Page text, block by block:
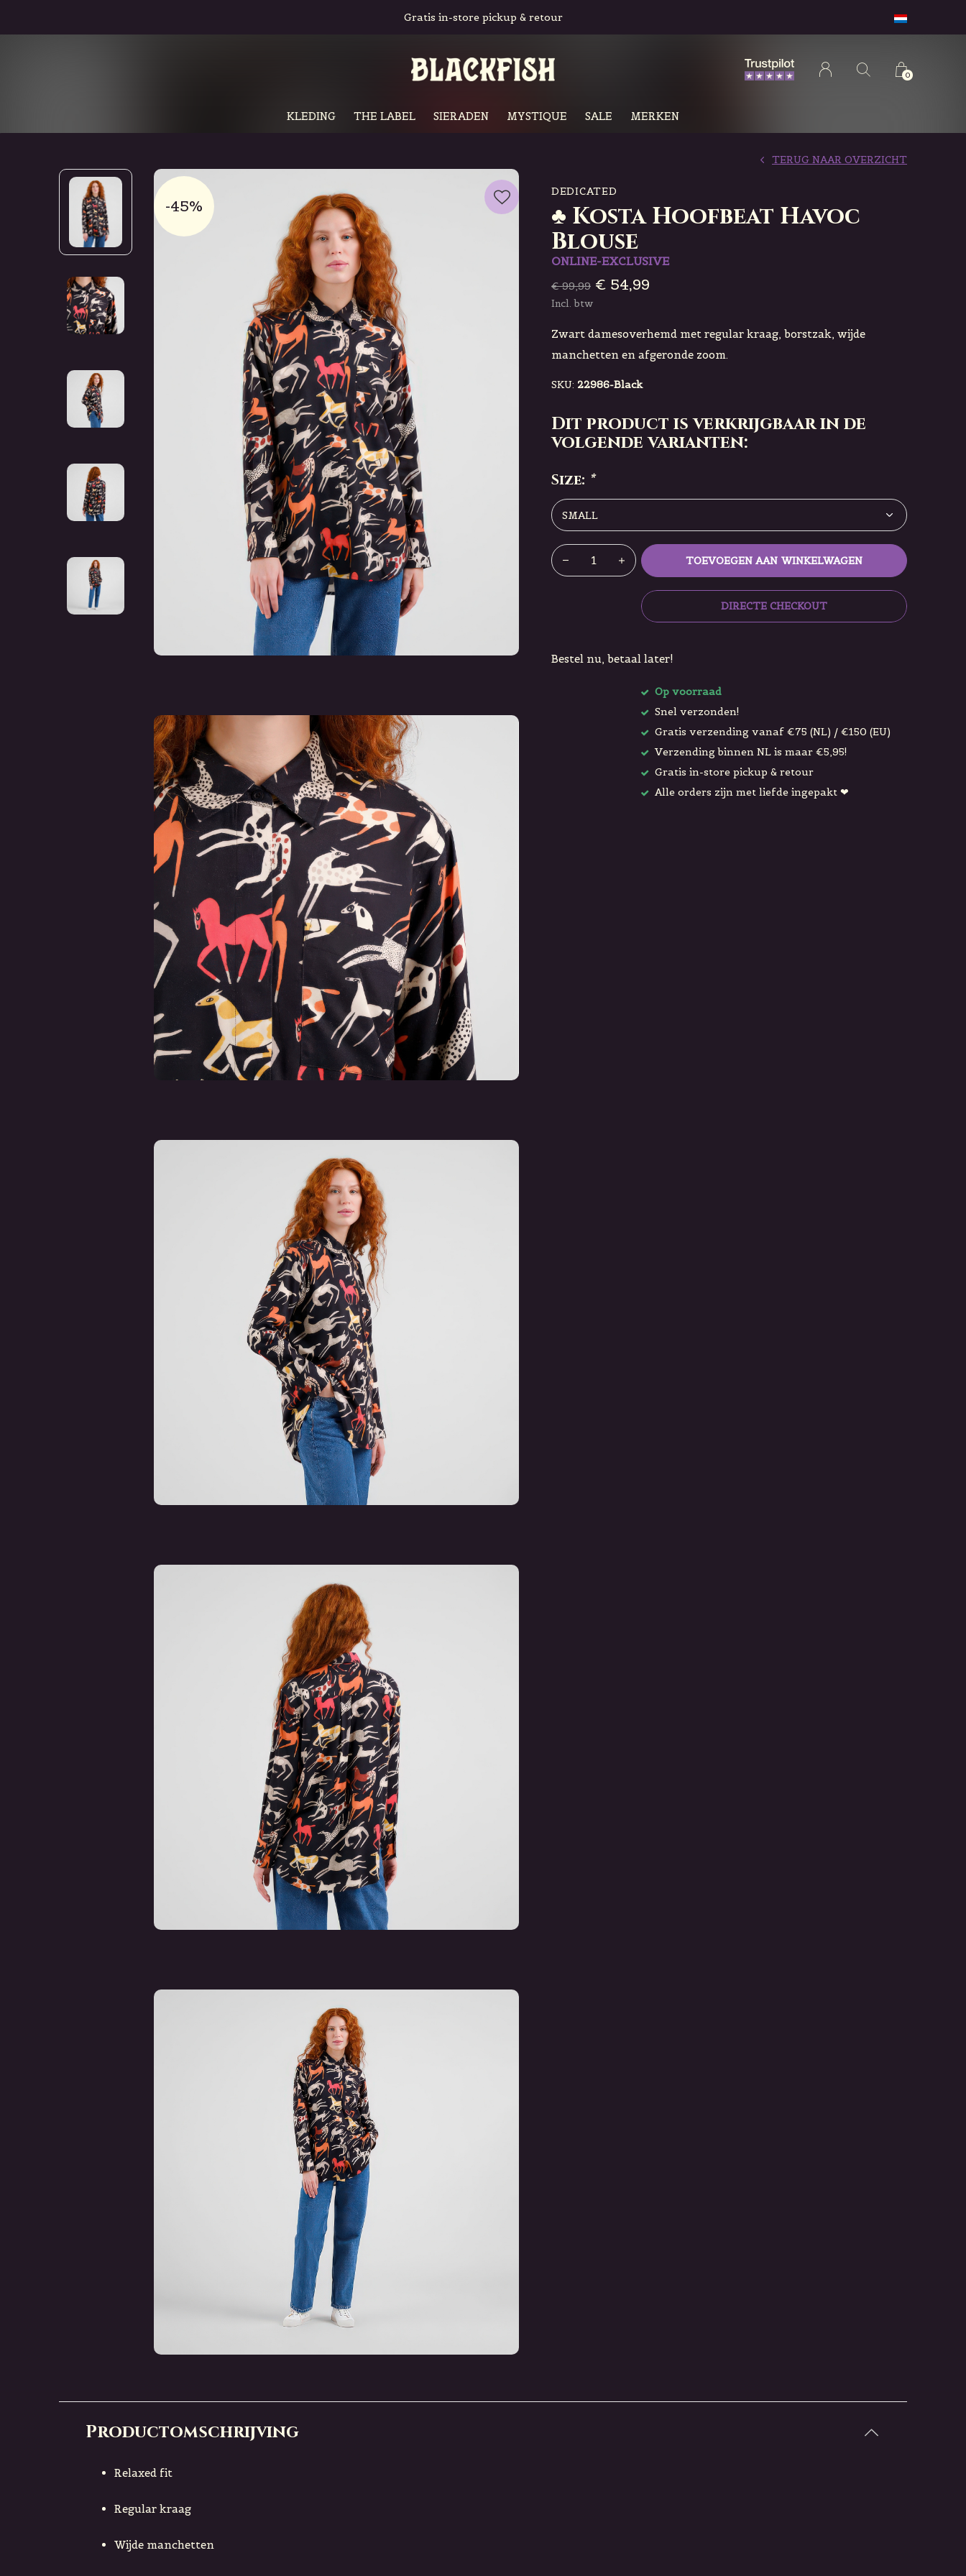
KLEDING THE LABEL SIERADEN MYSTIQUE SALE MERKEN
0
Gratis in-store pickup & retour
-45%
DEDICATED
♣ Kosta Hoofbeat Havoc
Blouse
ONLINE-EXCLUSIVE
TERUG NAAR OVERZICHT
€ 99,99 € 54,99
Incl. btw
Zwart damesoverhemd met regular kraag, borstzak, wijde
manchetten en afgeronde zoom.
SKU: 22986-Black
Dit product is verkrijgbaar in de
volgende varianten:
Size: *
TOEVOEGEN AAN WINKELWAGEN
DIRECTE CHECKOUT
Bestel nu, betaal later!
Op voorraad
Snel verzonden!
Gratis verzending vanaf €75 (NL) / €150 (EU)
Verzending binnen NL is maar €5,95!
Gratis in-store pickup & retour
Alle orders zijn met liefde ingepakt ❤
Productomschrijving
Relaxed fit
Regular kraag
Wijde manchetten